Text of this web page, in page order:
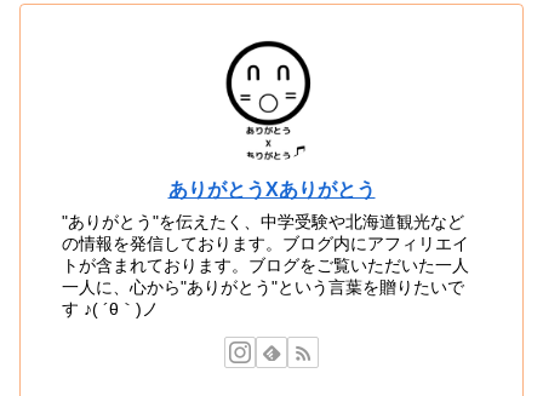
ありがとうXありがとう
"ありがとう"を伝えたく、中学受験や北海道観光など
の情報を発信しております。ブログ内にアフィリエイ
トが含まれております。ブログをご覧いただいた一人
一人に、心から"ありがとう"という言葉を贈りたいで
す ♪( ´θ｀)ノ